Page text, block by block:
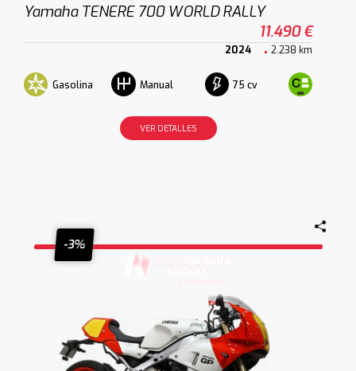
Yamaha TENERE 700 WORLD RALLY
11.490 €
2024 2.238 km
Gasolina Manual 75 cv
VER DETALLES
-3%